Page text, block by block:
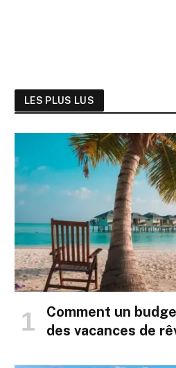
LES PLUS LUS
Comment un
des vacances de